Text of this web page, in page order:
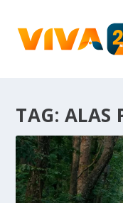
TAG: ALAS